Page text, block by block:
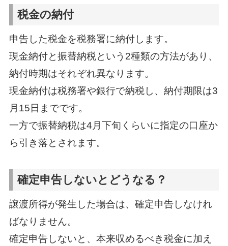
税金の納付
申告した税金を税務署に納付します。
現金納付と振替納税という2種類の方法があり、
納付時期はそれぞれ異なります。
現金納付は税務署や銀行で納税し、納付期限は3
月15日までです。
一方で振替納税は4月下旬くらいに指定の口座か
ら引き落とされます。
確定申告しないとどうなる？
譲渡所得が発生した場合は、確定申告しなけれ
ばなりません。
確定申告しないと、本来収めるべき税金に加え